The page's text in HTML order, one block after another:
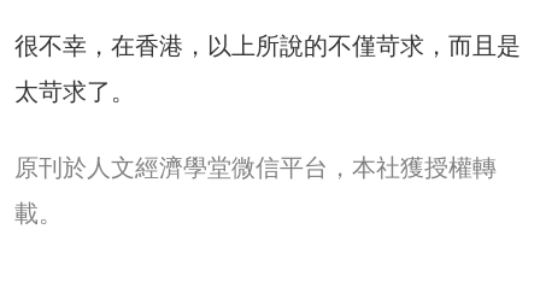
很不幸，在香港，以上所說的不僅苛求，而且是
太苛求了。
原刊於人文經濟學堂微信平台，本社獲授權轉
載。